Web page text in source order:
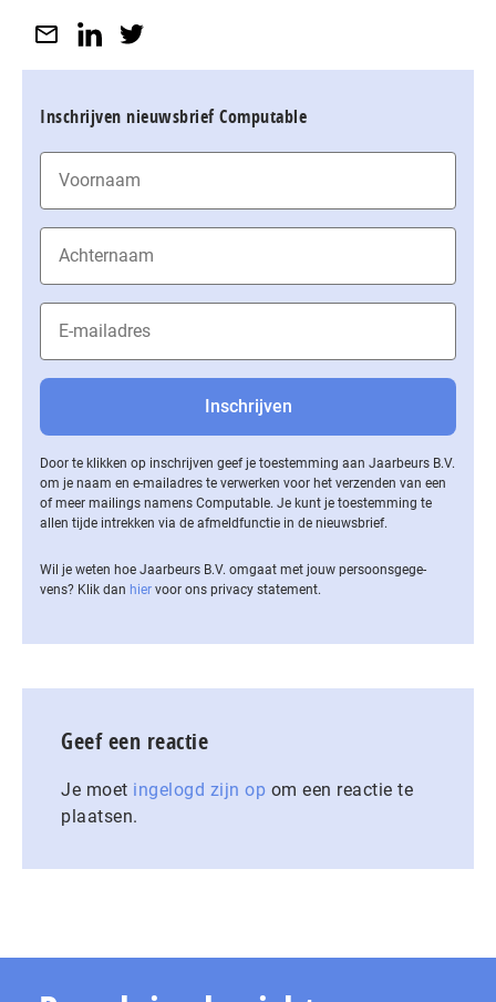
Inschrijven nieuwsbrief Computable
Door te klikken op inschrijven geef je toestemming aan Jaarbeurs B.V.
om je naam en e-mailadres te verwerken voor het verzenden van een
of meer mailings namens Computable. Je kunt je toestemming te
allen tijde intrekken via de af­meld­func­tie in de nieuwsbrief.
Wil je weten hoe Jaarbeurs B.V. omgaat met jouw per­soons­ge­ge­
vens? Klik dan hier voor ons privacy statement.
Geef een reactie
Je moet ingelogd zijn op om een reactie te
plaatsen.